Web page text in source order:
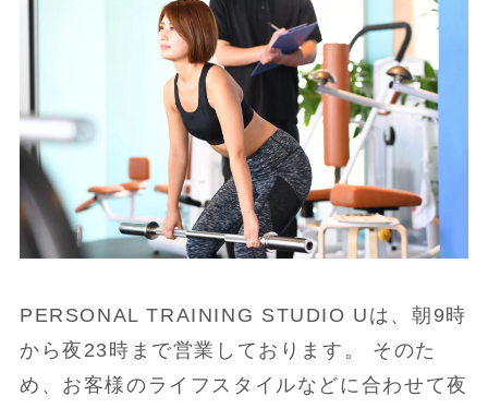
PERSONAL TRAINING STUDIO Uは、朝9時
から夜23時まで営業しております。 そのた
め、お客様のライフスタイルなどに合わせて夜